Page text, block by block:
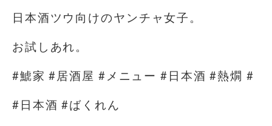
日本酒ツウ向けのヤンチャ女子。
お試しあれ。
#鯱家 #居酒屋 #メニュー #日本酒 #熱燗 #
#日本酒 #ばくれん